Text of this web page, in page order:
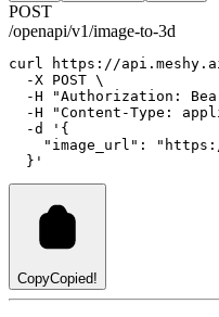
POST
/openapi/v1/image-to-3d
curl https://
-X POST \
-H
"Authorization:
-H
"Content-Type:
-d
'{
"image_url":
  }'
CopyCopied!